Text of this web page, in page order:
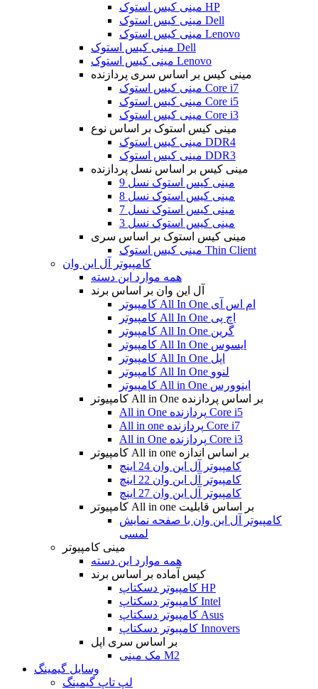
مینی کیس استوک HP
مینی کیس استوک Dell
مینی کیس استوک Lenovo
مینی کیس استوک Dell
مینی کیس استوک Lenovo
مینی کیس بر اساس سری پردازنده
مینی کیس استوک Core i7
مینی کیس استوک Core i5
مینی کیس استوک Core i3
مینی کیس استوک بر اساس نوع
مینی کیس استوک DDR4
مینی کیس استوک DDR3
مینی کیس بر اساس نسل پردازنده
مینی کیس استوک نسل 9
مینی کیس استوک نسل 8
مینی کیس استوک نسل 7
مینی کیس استوک نسل 3
مینی کیس استوک بر اساس سری
مینی کیس استوک Thin Client
کامپیوتر آل این وان
همه موارد این دسته
آل این وان بر اساس برند
کامپیوتر All In One ام اس آی
کامپیوتر All In One اچ پی
کامپیوتر All In One گرین
کامپیوتر All In One ایسوس
کامپیوتر All In One اپل
کامپیوتر All In One لنوو
کامپیوتر All in One اینوورس
کامپیوتر All in One بر اساس پردازنده
All in One پردازنده Core i5
All in one پردازنده Core i7
All in One پردازنده Core i3
کامپیوتر All in one بر اساس اندازه
کامپیوتر آل این وان 24 اینچ
کامپیوتر آل این وان 22 اینچ
کامپیوتر آل این وان 27 اینچ
کامپیوتر All in one بر اساس قابلیت
کامپیوتر آل این وان با صفحه نمایش
لمسی
مینی کامپیوتر
همه موارد این دسته
کیس آماده بر اساس برند
کامپیوتر دسکتاپ HP
کامپیوتر دسکتاپ Intel
کامپیوتر دسکتاپ Asus
کامپیوتر دسکتاپ Innovers
بر اساس سری اپل
مک مینی M2
وسایل گیمینگ
لپ تاپ گیمینگ